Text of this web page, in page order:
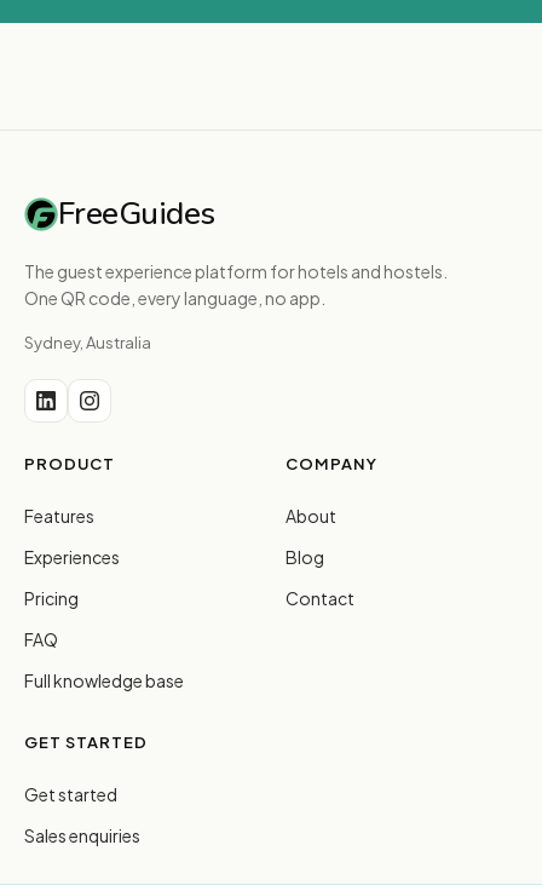
FreeGuides
The guest experience platform for hotels and hostels.
One QR code, every language, no app.
Sydney, Australia
PRODUCT
Features
Experiences
Pricing
FAQ
Full knowledge base
COMPANY
About
Blog
Contact
GET STARTED
Get started
Sales enquiries